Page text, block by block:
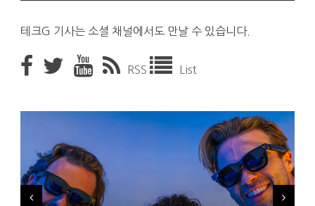
테크G 기사는 소셜 채널에서도 만날 수 있습니다.
RSS List